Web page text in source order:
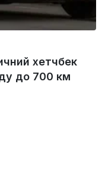
хетчбек
до 700 км